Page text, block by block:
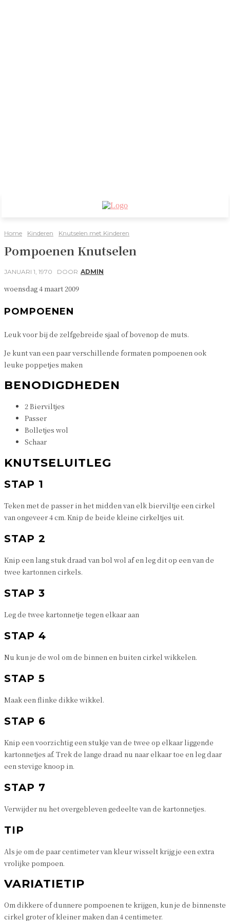
Home Kinderen Knutselen met Kinderen
Pompoenen Knutselen
JANUARI 1, 1970 DOOR ADMIN
woensdag 4 maart 2009
POMPOENEN
Leuk voor bij de zelfgebreide sjaal of bovenop de muts.
Je kunt van een paar verschillende formaten pompoenen ook
leuke poppetjes maken
BENODIGDHEDEN
2 Bierviltjes
Passer
Bolletjes wol
Schaar
KNUTSELUITLEG
STAP 1
Teken met de passer in het midden van elk bierviltje een cirkel
van ongeveer 4 cm. Knip de beide kleine cirkeltjes uit.
STAP 2
Knip een lang stuk draad van bol wol af en leg dit op een van de
twee kartonnen cirkels.
STAP 3
Leg de twee kartonnetje tegen elkaar aan
STAP 4
Nu kun je de wol om de binnen en buiten cirkel wikkelen.
STAP 5
Maak een flinke dikke wikkel.
STAP 6
Knip een voorzichtig een stukje van de twee op elkaar liggende
kartonnetjes af. Trek de lange draad nu naar elkaar toe en leg daar
een stevige knoop in.
STAP 7
Verwijder nu het overgebleven gedeelte van de kartonnetjes.
TIP
Als je om de paar centimeter van kleur wisselt krijg je een extra
vrolijke pompoen.
VARIATIETIP
Om dikkere of dunnere pompoenen te krijgen, kun je de binnenste
cirkel groter of kleiner maken dan 4 centimeter.